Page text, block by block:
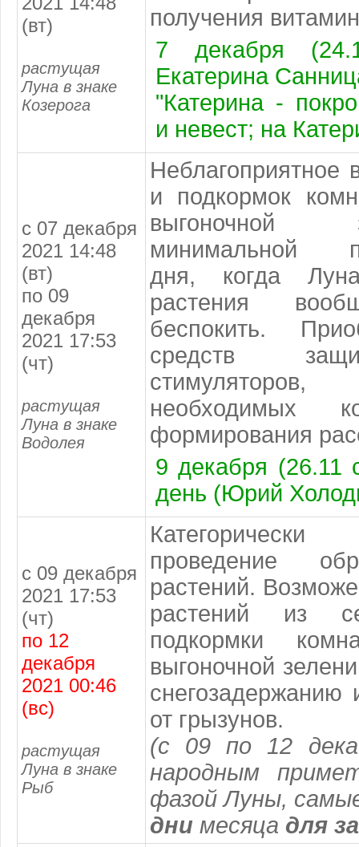
(вт)
растущая
Луна в знаке
Козерога
получения
7 декабря
Екатерина
"Катерина -
и невест; на
с 07 декабря
2021 14:48
(вт)
по 09
декабря
2021 17:53
(чт)
растущая
Луна в знаке
Водолея
Неблагоприятное
и подкормок
минимальной
дня, когда
растения
беспокить.
средств
необходимых
формирования
9 декабря (26.11
день (Юрий
с 09 декабря
2021 17:53
(чт)
по 12
декабря
2021 00:46
(вс)
растущая
Луна в знаке
Рыб
проведение
растений.
растений из
подкормки
выгоночной
снегозадержанию
от грызунов.
(с 09 по 12
народным
фазой Луны,
дни месяца для